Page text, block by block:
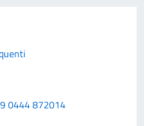
0444 872014